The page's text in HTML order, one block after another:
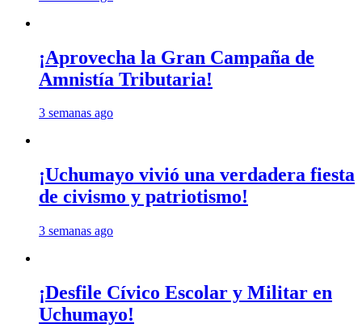
¡Aprovecha la Gran Campaña de
Amnistía Tributaria!
3 semanas ago
¡Uchumayo vivió una verdadera fiesta
de civismo y patriotismo!
3 semanas ago
¡Desfile Cívico Escolar y Militar en
Uchumayo!